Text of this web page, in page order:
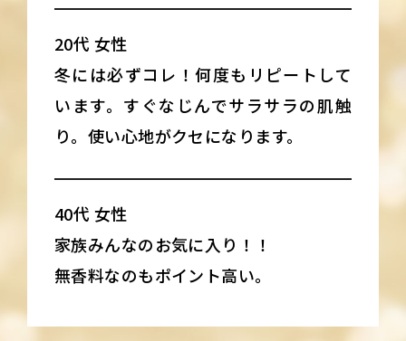
20代 女性
冬には必ずコレ！何度もリピートして
います。すぐなじんでサラサラの肌触
り。使い心地がクセになります。
40代 女性
家族みんなのお気に入り！！
無香料なのもポイント高い。